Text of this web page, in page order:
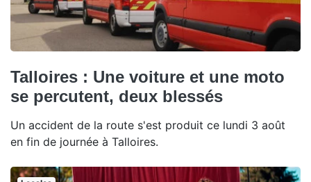
Talloires : Une voiture et une moto
se percutent, deux blessés
Un accident de la route s'est produit ce lundi 3 août
en fin de journée à Talloires.